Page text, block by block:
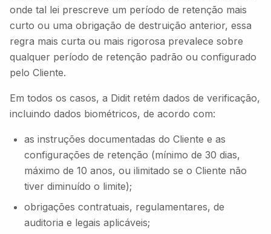
onde tal lei prescreve um período de retenção mais
curto ou uma obrigação de destruição anterior, essa
regra mais curta ou mais rigorosa prevalece sobre
qualquer período de retenção padrão ou configurado
pelo Cliente.
Em todos os casos, a Didit retém dados de verificação,
incluindo dados biométricos, de acordo com:
as instruções documentadas do Cliente e as
configurações de retenção (mínimo de 30 dias,
máximo de 10 anos, ou ilimitado se o Cliente não
tiver diminuído o limite);
obrigações contratuais, regulamentares, de
auditoria e legais aplicáveis;